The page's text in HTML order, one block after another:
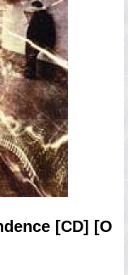
[CD] [O